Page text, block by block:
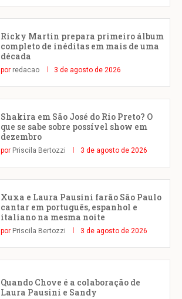
Ricky Martin prepara primeiro álbum
completo de inéditas em mais de uma
década
por redacao 3 de agosto de 2026
Shakira em São José do Rio Preto? O
que se sabe sobre possível show em
dezembro
por Priscila Bertozzi 3 de agosto de 2026
Xuxa e Laura Pausini farão São Paulo
cantar em português, espanhol e
italiano na mesma noite
por Priscila Bertozzi 3 de agosto de 2026
Quando Chove é a colaboração de
Laura Pausini e Sandy